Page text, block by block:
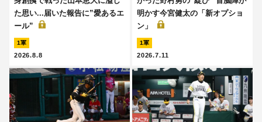
た思い...届いた報告に”愛あるエ
ール”
1軍
2026.8.8
明かす今宮健太の「新オプショ
ン」
1軍
2026.7.11